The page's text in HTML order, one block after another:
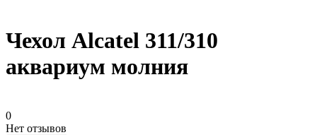
Чехол Alcatel 311/310
аквариум молния
0
Нет отзывов